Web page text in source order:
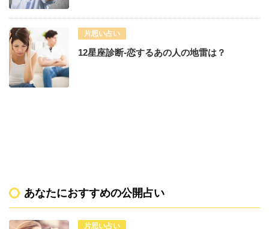
片思い占い
12星座診断-恋するあの人の地雷は？
あなたにおすすめの公開占い
片思い占い